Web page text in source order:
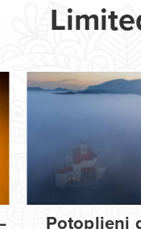
Potopljeni